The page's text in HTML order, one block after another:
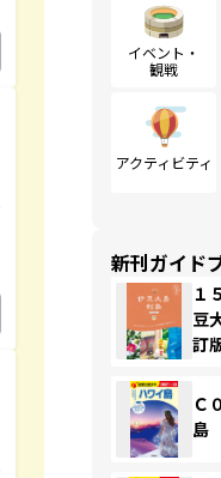
イベント・
観戦
アクティビティ
新刊ガイド
１
豆
訂
Ｃ
島